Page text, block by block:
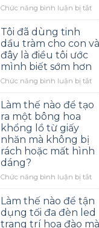
Chức năng bình luận bị tắtở
nào
để
túi
bảo
Tôi đã dùng tinh
dầu tràm cho con và
đây là điều tôi ước
mình biết sớm hơn
Chức năng bình luận bị tắtở
đã
cho
tôi
ước
Làm thế nào để tạo
ra một bông hoa
khổng lồ từ giấy
nhăn mà không bị
rách hoặc mất hình
dáng?
Chức năng bình luận bị tắtở
thế
nào
để
Làm thế nào để tận
dụng tối đa đèn led
trang trí hoa đào mà